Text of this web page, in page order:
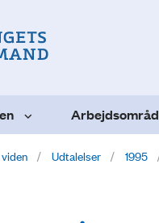
Udtalelser 1995